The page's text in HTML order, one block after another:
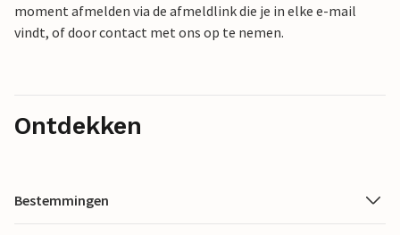
moment afmelden via de afmeldlink die je in elke e-mail
vindt, of door contact met ons op te nemen.
Ontdekken
Bestemmingen